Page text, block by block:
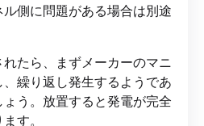
側に問題がある場合は別途
たら、まずメーカーのマニ
繰り返し発生するようであ
う。放置すると発電が完全
す。